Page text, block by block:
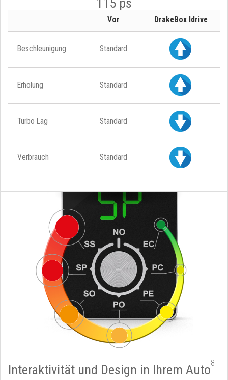
Vor DrakeBox Idrive
Beschleunigung Standard
Erholung Standard
Turbo Lag Standard
Verbrauch Standard
Interaktivität und Design in Ihrem Auto8